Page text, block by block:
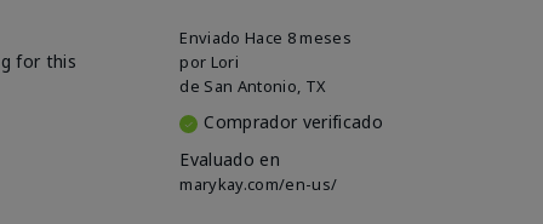
Enviado Hace 8 meses
por Lori
de San Antonio, TX
Comprador verificado
Evaluado en
marykay.com/en-us/
for this